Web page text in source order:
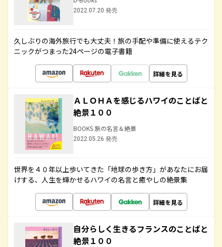
2022.07.20 発売
久しぶりの海外旅行でも大丈夫！旅の手配や準備に使えるテク
ニックがつまった24ページの電子書籍
詳細を見る
ＡＬＯＨＡを感じるハワイのことばと
絶景１００
BOOKS 旅の名言＆絶景
2022.05.26 発売
世界を４０年以上歩いてきた「地球の歩き方」があなたにお届
けする、人生を輝かせるハワイの名言と癒やしの絶景集
詳細を見る
自分らしく生きるフランスのことばと
絶景１００